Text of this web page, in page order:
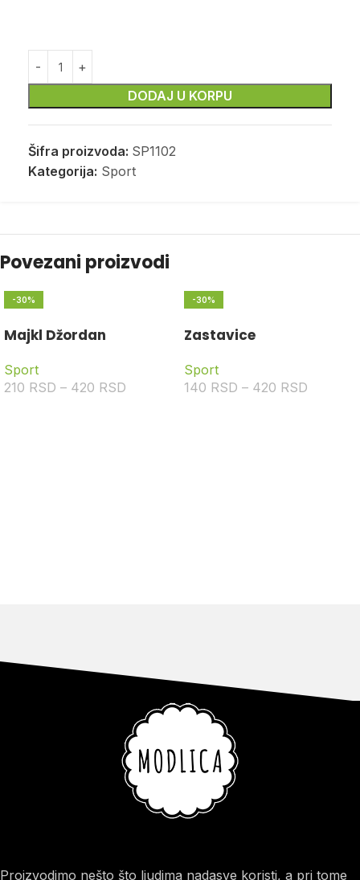
DODAJ U KORPU
Šifra proizvoda: SP1102
Kategorija: Sport
Povezani proizvodi
-30%
Majkl Džordan
Sport
210 RSD – 420 RSD
-30%
Zastavice
Sport
140 RSD – 420 RSD
Proizvodimo nešto što ljudima nadasve koristi, a pri tome